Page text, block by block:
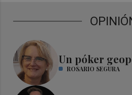
Un póker
ROSARIO SEGURA